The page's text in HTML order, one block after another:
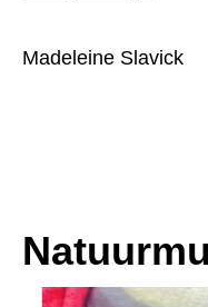
Madeleine Slavick